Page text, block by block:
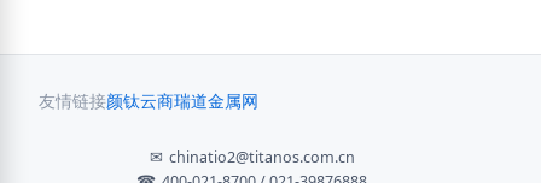
友情链接颜钛云商瑞道金属网
✉ chinatio2@titanos.com.cn